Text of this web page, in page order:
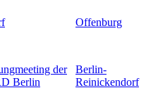
Offenburg
der
Berlin
Berlin-
Reinickendorf